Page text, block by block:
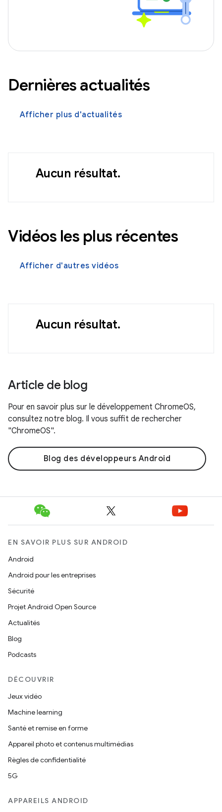
Dernières actualités
Afficher plus d'actualités
Aucun résultat.
Vidéos les plus récentes
Afficher d'autres vidéos
Aucun résultat.
Article de blog
Pour en savoir plus sur le développement ChromeOS,
consultez notre blog. Il vous suffit de rechercher
"ChromeOS".
Blog des développeurs Android
EN SAVOIR PLUS SUR ANDROID
Android
Android pour les entreprises
Sécurité
Projet Android Open Source
Actualités
Blog
Podcasts
DÉCOUVRIR
Jeux vidéo
Machine learning
Santé et remise en forme
Appareil photo et contenus multimédias
Règles de confidentialité
5G
APPAREILS ANDROID